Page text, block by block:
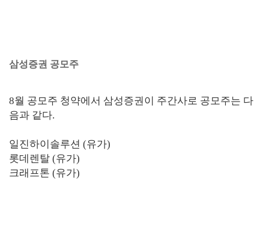
삼성증권 공모주
8월 공모주 청약에서 삼성증권이 주간사로 공모주는 다
음과 같다.
일진하이솔루션 (유가)
롯데렌탈 (유가)
크래프톤 (유가)